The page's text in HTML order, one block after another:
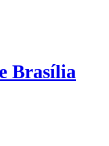
Brasília